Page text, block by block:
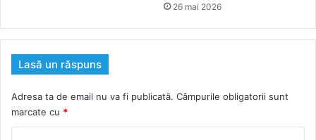
26 mai 2026
Lasă un răspuns
Adresa ta de email nu va fi publicată. Câmpurile obligatorii sunt
marcate cu *